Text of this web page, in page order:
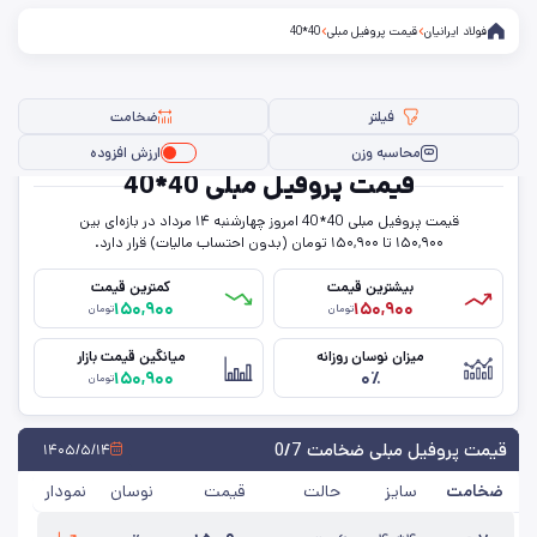
فولاد ایرانیان قیمت پروفیل مبلی 40*40
فیلتر ها
ضخامت
حذف تمامی فیلترها
فیلتر
ضخامت
محاسبه وزن
ارزش افزوده
قیمت پروفیل مبلی 40*40
قیمت پروفیل مبلی 40*40 امروز چهار‌شنبه ۱۴ مرداد در بازه‌ای بین
۱۵۰,۹۰۰ تا ۱۵۰,۹۰۰ تومان (بدون احتساب مالیات) قرار دارد.
بیشترین قیمت
۱۵۰,۹۰۰تومان
کمترین قیمت
۱۵۰,۹۰۰تومان
میزان نوسان روزانه
۰٪
میانگین قیمت بازار
۱۵۰,۹۰۰تومان
قیمت پروفیل مبلی ضخامت 0/7 ۱۴۰۵/۵/۱۴
ضخامت سایز حالت قیمت نوسان نمودار